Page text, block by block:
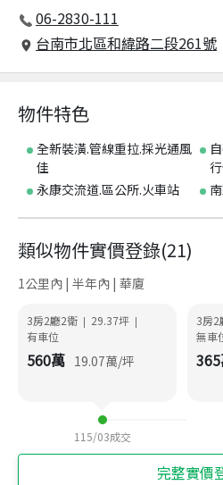
06-2830-111
台南市北區和緯路二段261號
物件特色
全新裝潢.管線重拉.採光通風
佳
永康交流道.區公所.火車站
類似物件實價登錄(21)
1公里內 | 半年內 | 華廈
3房2廳2衛 | 29.37坪 |
有車位
560萬 19.07萬/坪
115/03成交
3房2
無車
365
完整實價